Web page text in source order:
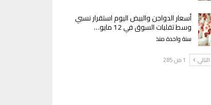
أسعار الدواجن والبيض اليوم استقرار نسبي
وسط تقلبات السوق في 12 مايو…
سنة واحدة منذ
التالي 1 من 285